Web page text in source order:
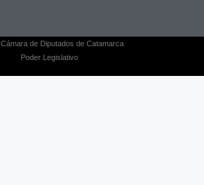
Cámara de Diputados de Catamarca
Poder Legislativo